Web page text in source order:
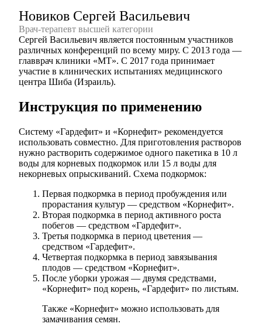
Новиков Сергей Васильевич
Врач-терапевт высшей категории
Сергей Васильевич является постоянным участников
различных конференций по всему миру. С 2013 года —
главврач клиники «МТ». С 2017 года принимает
участие в клинических испытаниях медицинского
центра Шиба (Израиль).
Инструкция по применению
Систему «Гардефит» и «Корнефит» рекомендуется
использовать совместно. Для приготовления растворов
нужно растворить содержимое одного пакетика в 10 л
воды для корневых подкормок или 15 л воды для
некорневых опрыскиваний. Схема подкормок:
Первая подкормка в период пробуждения или
прорастания культур — средством «Корнефит».
Вторая подкормка в период активного роста
побегов — средством «Гардефит».
Третья подкормка в период цветения —
средством «Гардефит».
Четвертая подкормка в период завязывания
плодов — средством «Корнефит».
После уборки урожая — двумя средствами,
«Корнефит» под корень, «Гардефит» по листьям.
Также «Корнефит» можно использовать для
замачивания семян.